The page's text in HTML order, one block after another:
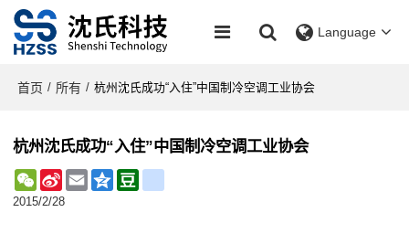
Language
首页 / 所有 / 杭州沈氏成功“入住”中国制冷空调工业协会
杭州沈氏成功“入住”中国制冷空调工业协会
WeChat
Sina
Weibo
Email Qzone
2015/2/28